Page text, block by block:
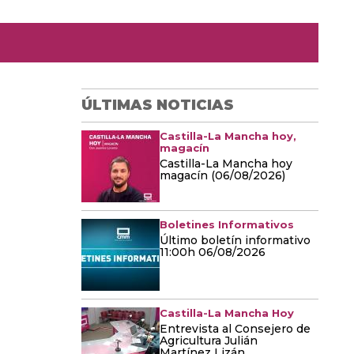
ÚLTIMAS NOTICIAS
Castilla-La Mancha hoy,
magacín
Castilla-La Mancha hoy
magacín (06/08/2026)
Boletines Informativos
Último boletín informativo
11:00h 06/08/2026
Castilla-La Mancha Hoy
Entrevista al Consejero de
Agricultura Julián